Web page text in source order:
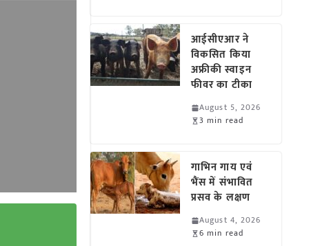
आईसीएआर ने
विकसित किया
अफ्रीकी स्वाइन
फीवर का टीका
August 5, 2026
3 min read
गाभिन गाय एवं
भैंस में संभावित
प्रसव के लक्षण
August 4, 2026
6 min read